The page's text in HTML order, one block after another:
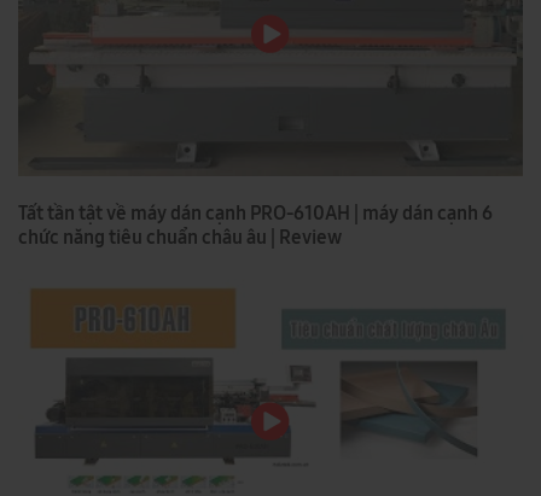
Tất tần tật về máy dán cạnh PRO-610AH | máy dán cạnh 6
chức năng tiêu chuẩn châu âu | Review